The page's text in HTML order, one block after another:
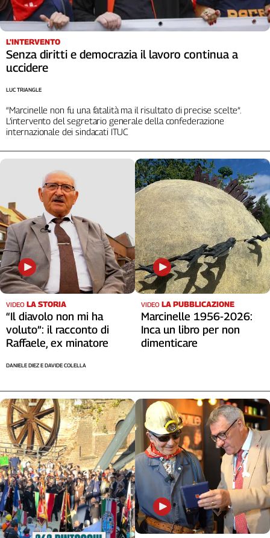
L'INTERVENTO
Senza diritti e democrazia il lavoro continua a
uccidere
“Marcinelle non fu una fatalità ma il risultato di precise scelte”.
L’intervento del segretario generale della confederazione
internazionale dei sindacati ITUC
LUC TRIANGLE
VIDEO LA STORIA
“Il diavolo non mi ha
voluto”: il racconto di
Raffaele, ex minatore
DANIELE DIEZ E DAVIDE COLELLA
VIDEO LA PUBBLICAZIONE
Marcinelle 1956-2026:
Inca un libro per non
dimenticare